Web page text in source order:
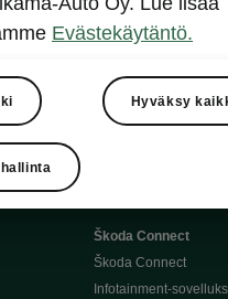
Ajoakku ja turvallisuus
Ohjelmiston päivitys
Kotilataus
Latauspisteet kartalla
Škoda Connect
Škoda Connect
Infotainment-
Evästekäytäntö.
Hyväksy